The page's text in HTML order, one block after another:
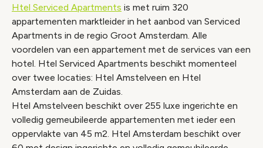
Htel Serviced Apartments is met ruim 320
appartementen marktleider in het aanbod van Serviced
Apartments in de regio Groot Amsterdam. Alle
voordelen van een appartement met de services van een
hotel. Htel Serviced Apartments beschikt momenteel
over twee locaties: Htel Amstelveen en Htel
Amsterdam aan de Zuidas.
Htel Amstelveen beschikt over 255 luxe ingerichte en
volledig gemeubileerde appartementen met ieder een
oppervlakte van 45 m2. Htel Amsterdam beschikt over